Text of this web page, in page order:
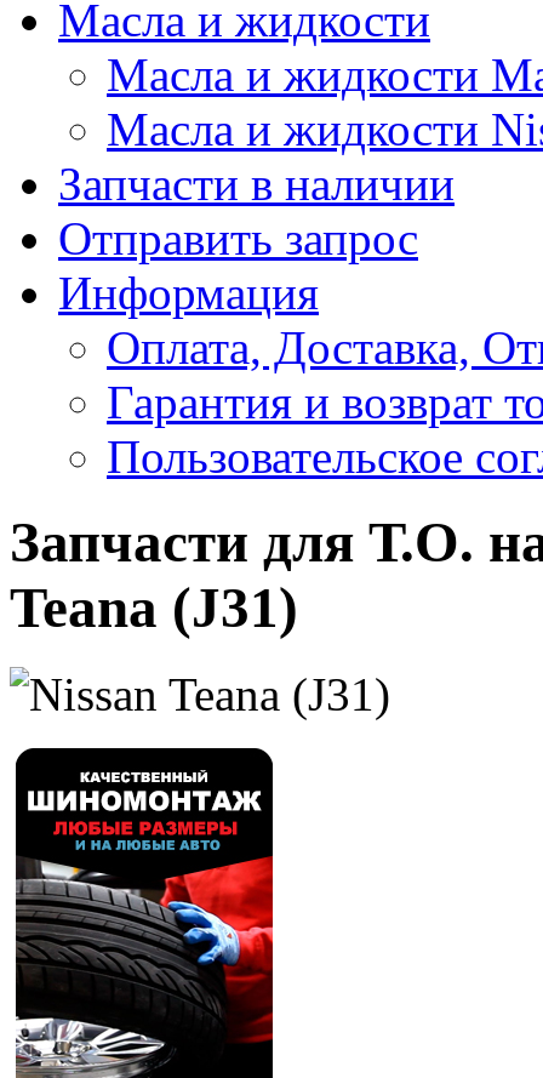
Масла и жидкости
Масла и жидкости
Масла и жидкости
Запчасти в наличии
Отправить запрос
Информация
Оплата, Доставка,
Гарантия и возврат
Пользовательское
Запчасти для Т.О.
Teana (J31)